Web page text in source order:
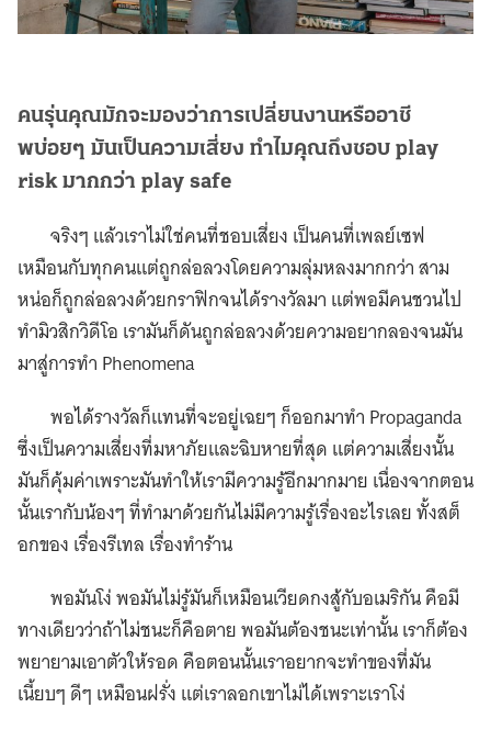
คนรุ่นคุณมักจะมองว่าการเปลี่ยนงานหรืออาชี
พบ่อยๆ มันเป็นความเสี่ยง ทำไมคุณถึงชอบ play
risk มากกว่า play safe
จริงๆ แล้วเราไม่ใช่คนที่ชอบเสี่ยง เป็นคนที่เพลย์เซฟ
เหมือนกับทุกคนแต่ถูกล่อลวงโดยความลุ่มหลงมากกว่า สาม
หน่อก็ถูกล่อลวงด้วยกราฟิกจนได้รางวัลมา แต่พอมีคนชวนไป
ทำมิวสิกวิดีโอ เรามันก็ดันถูกล่อลวงด้วยความอยากลองจนมัน
มาสู่การทำ Phenomena
พอได้รางวัลก็แทนที่จะอยู่เฉยๆ ก็ออกมาทำ Propaganda
ซึ่งเป็นความเสี่ยงที่มหาภัยและฉิบหายที่สุด แต่ความเสี่ยงนั้น
มันก็คุ้มค่าเพราะมันทำให้เรามีความรู้อีกมากมาย เนื่องจากตอน
นั้นเรากับน้องๆ ที่ทำมาด้วยกันไม่มีความรู้เรื่องอะไรเลย ทั้งสต็
อกของ เรื่องรีเทล เรื่องทำร้าน
พอมันโง่ พอมันไม่รู้มันก็เหมือนเวียดกงสู้กับอเมริกัน คือมี
ทางเดียวว่าถ้าไม่ชนะก็คือตาย พอมันต้องชนะเท่านั้น เราก็ต้อง
พยายามเอาตัวให้รอด คือตอนนั้นเราอยากจะทำของที่มัน
เนี้ยบๆ ดีๆ เหมือนฝรั่ง แต่เราลอกเขาไม่ได้เพราะเราโง่